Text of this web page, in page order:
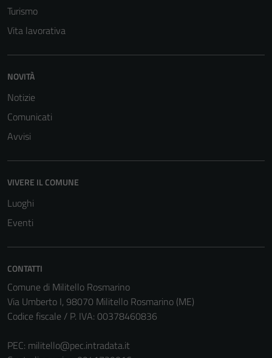
Turismo
Vita lavorativa
NOVITÀ
Notizie
Comunicati
Avvisi
VIVERE IL COMUNE
Luoghi
Eventi
CONTATTI
Comune di Militello Rosmarino
Via Umberto I, 98070 Militello Rosmarino (ME)
Codice fiscale / P. IVA: 00378460836
PEC: militello@pec.intradata.it